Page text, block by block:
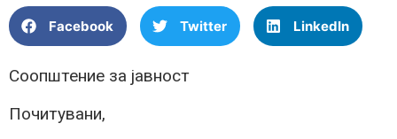
Facebook Twitter LinkedIn
Соопштение за јавност
Почитувани,